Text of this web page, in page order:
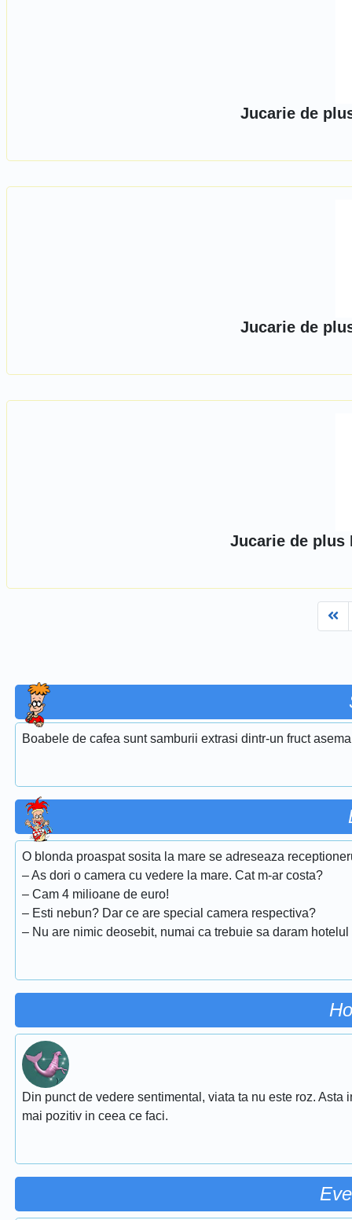
Jucarie de
Jucarie de
Jucarie de plus
Boabele de cafea sunt samburii extrasi dintr-un fruct
O blonda proaspat sosita la mare se adreseaza
– As dori o camera cu vedere la mare. Cat m-ar costa?
– Cam 4 milioane de euro!
– Esti nebun? Dar ce are special camera respectiva?
– Nu are nimic deosebit, numai ca trebuie sa daram hotelul
Din punct de vedere sentimental, viata ta nu este roz.
mai pozitiv in ceea ce faci.